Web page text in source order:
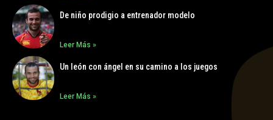
De niño prodigio a entrenador modelo
Leer Más »
Un león con ángel en su camino a los juegos
Leer Más »